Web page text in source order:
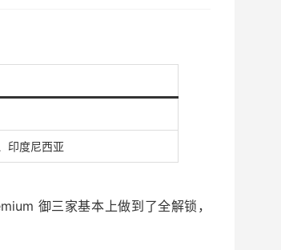
印度尼西亚
御三家基本上做到了全解锁，